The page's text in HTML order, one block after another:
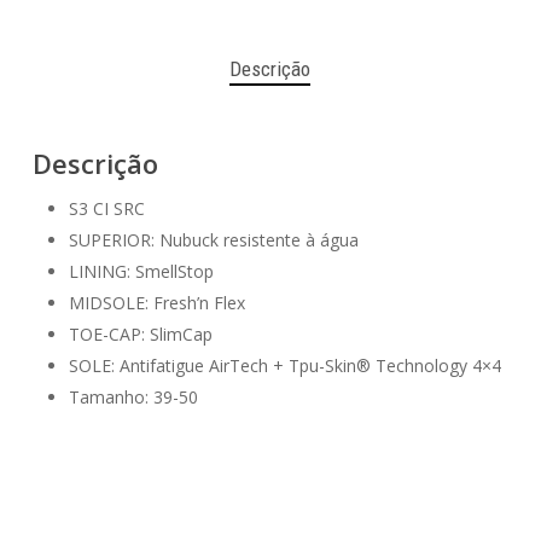
Descrição
Descrição
S3 CI SRC
SUPERIOR: Nubuck resistente à água
LINING: SmellStop
MIDSOLE: Fresh’n Flex
TOE-CAP: SlimCap
SOLE: Antifatigue AirTech + Tpu-Skin® Technology 4×4
Tamanho: 39-50